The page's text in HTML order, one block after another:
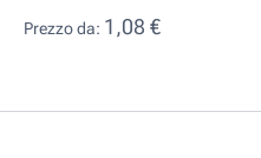
Prezzo da: 1,08 €